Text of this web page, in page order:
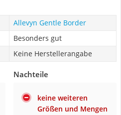
Allevyn Gentle Border
Besonders gut
Keine Herstellerangabe
Nachteile
keine weiteren
Größen und Mengen